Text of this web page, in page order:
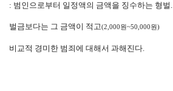
: 범인으로부터 일정액의 금액을 징수하는 형벌.
벌금보다는 그 금액이 적고(2,000원~50,000원)
비교적 경미한 범죄에 대해서 과해진다.